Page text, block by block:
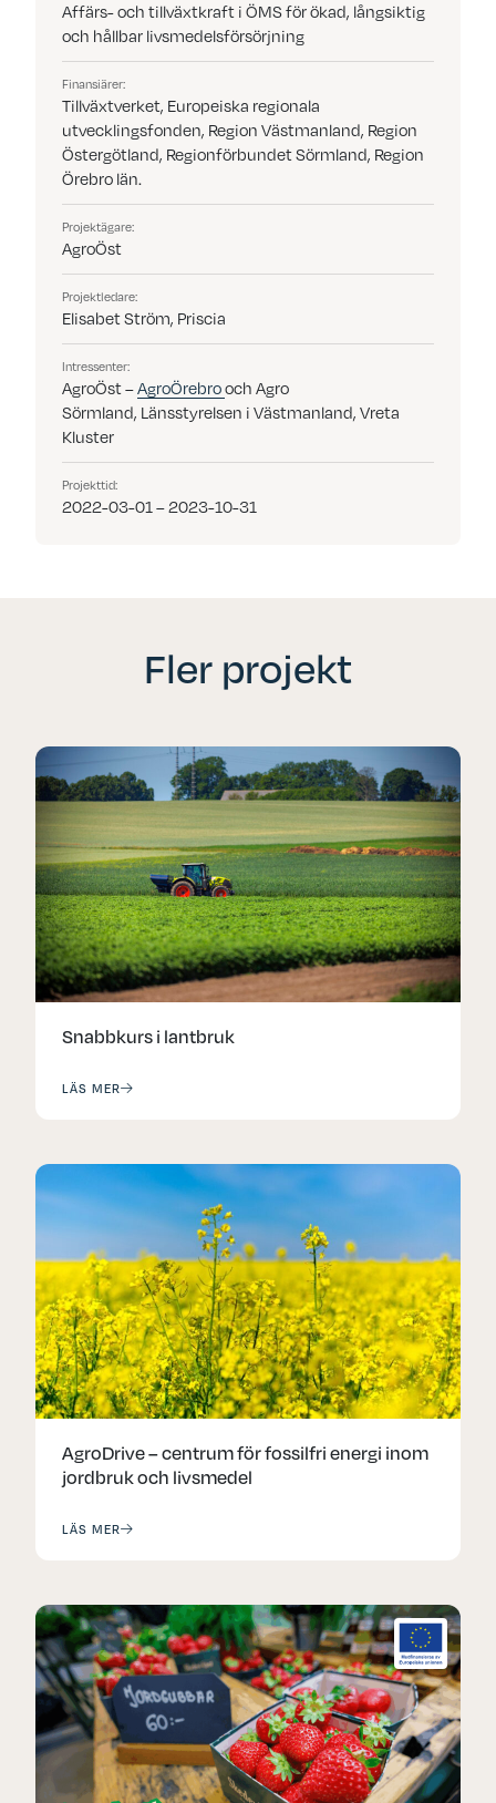
Affärs- och tillväxtkraft i ÖMS för ökad, långsiktig
och hållbar livsmedelsförsörjning
Finansiärer:
Tillväxtverket, Europeiska regionala
utvecklingsfonden, Region Västmanland, Region
Östergötland, Regionförbundet Sörmland, Region
Örebro län.
Projektägare:
AgroÖst
Projektledare:
Elisabet Ström, Priscia
Intressenter:
AgroÖst–AgroÖrebrooch Agro
Sörmland, Länsstyrelsen i Västmanland, Vreta
Kluster
Projekttid:
2022-03-01 – 2023-10-31
Fler projekt
Snabbkurs i lantbruk
LÄS MER
AgroDrive – centrum för fossilfri energi inom
jordbruk och livsmedel
LÄS MER